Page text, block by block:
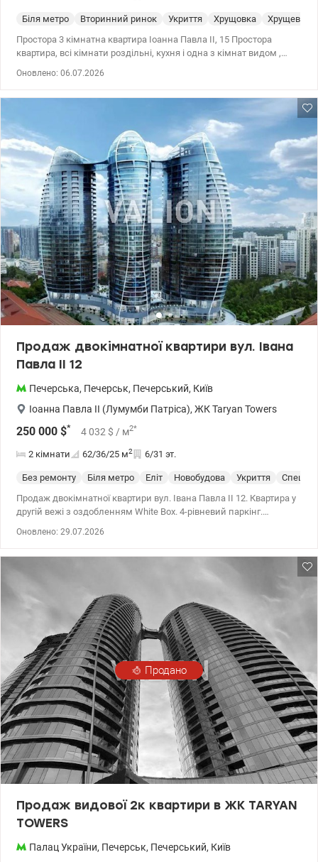
Біля метро Вторинний ринок Укриття Хрущовка
Хрущевка
Простора 3 кімнатна квартира Іоанна Павла ІІ, 15 Простора
квартира, всі кімнати роздільні, кухня і одна з кімнат видом ,
Оновлено: 06.07.2026
Продаж двокімнатної квартири вул. Івана
Павла ІІ 12
Печерська, Печерськ, Печерський, Київ
Іоанна Павла II (Лумумби Патріса), ЖК Taryan Towers
250 000 $* 4 032 $ / м2*
2 кімнати 62/36/25 м2 6/31 эт.
Без ремонту Біля метро Еліт Новобудова Укриття
Продаж двокімнатної квартири вул. Івана Павла ІІ 12. Квартира у
другій вежі з оздобленням White Box. 4-рівневий паркінг.
Оновлено: 29.07.2026
Продано
Продаж видової 2к квартири в ЖК TARYAN
TOWERS
Палац України, Печерськ, Печерський, Київ